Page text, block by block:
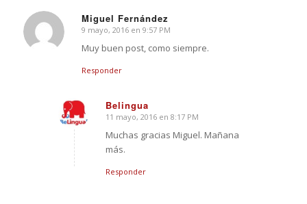
Miguel Fernández
Dice:
9 mayo, 2016 en 9:57 PM
Muy buen post, como siempre.
Responder
Belingua
Dice:
11 mayo, 2016 en 8:17 PM
Muchas gracias Miguel. Mañana
más.
Responder